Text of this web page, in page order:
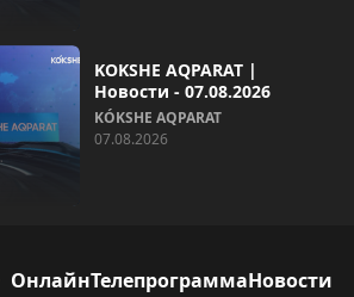
KOKSHE AQPARAT |
Новости - 07.08.2026
KÓKSHE AQPARAT
07.08.2026
ОнлайнТелепрограммаНовости